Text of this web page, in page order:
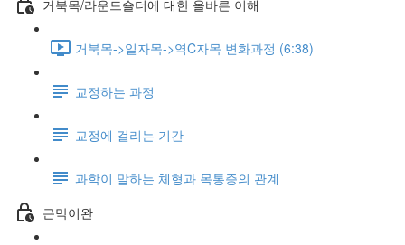
거북목/라운드숄더에 대한 올바른 이해
거북목->일자목->역C자목 변화과정 (6:38)
교정하는 과정
교정에 걸리는 기간
과학이 말하는 체형과 목통증의 관계
근막이완